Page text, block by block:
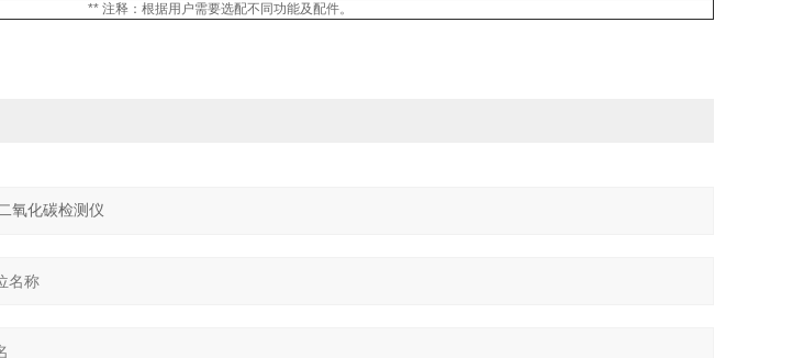
** 注释：根据用户需要选配不同功能及配件。